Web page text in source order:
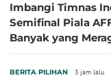
Imbangi Timnas
Semifinal Piala
Banyak yang
BERITA PILIHAN 3 jam lalu